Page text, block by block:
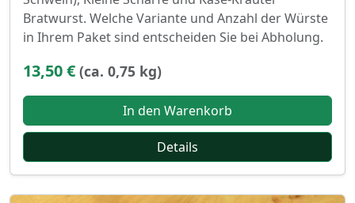
Bratwurst. Welche Variante und Anzahl der Würste
in Ihrem Paket sind entscheiden Sie bei Abholung.
13,50 € (ca. 0,75 kg)
In den Warenkorb
Details